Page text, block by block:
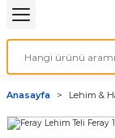
Anasayfa Lehim &